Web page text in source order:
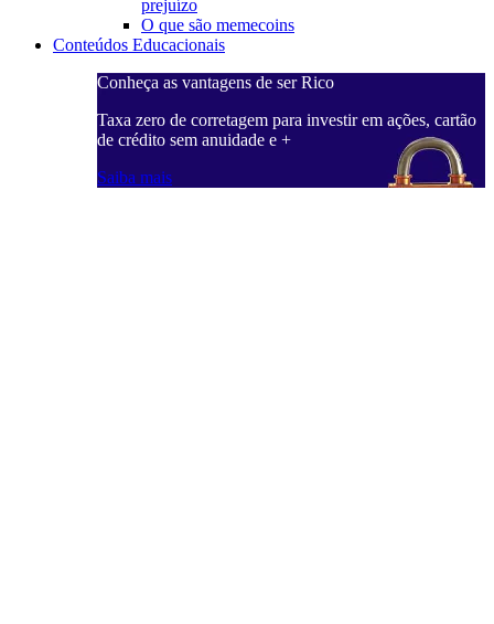
prejuízo
O que são memecoins
Conteúdos Educacionais
Conheça as vantagens de ser Rico
Taxa zero de corretagem para investir em ações, cartão
de crédito sem anuidade e +
Saiba mais